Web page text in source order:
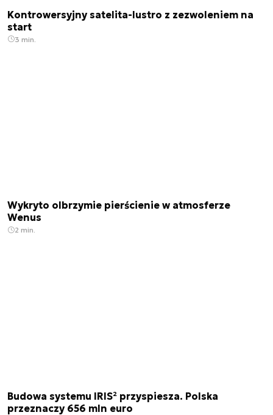
Kontrowersyjny satelita-lustro z zezwoleniem na
start
3 min.
Wykryto olbrzymie pierścienie w atmosferze
Wenus
2 min.
Budowa systemu IRIS² przyspiesza. Polska
przeznaczy 656 mln euro